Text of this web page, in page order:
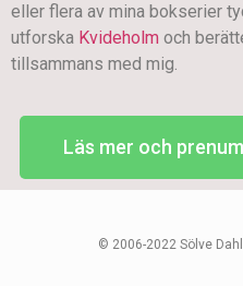
eller flera av mina bokserier
utforska Kvideholm och
tillsammans med mig.
Läs mer och
© 2006-2022 Sölve